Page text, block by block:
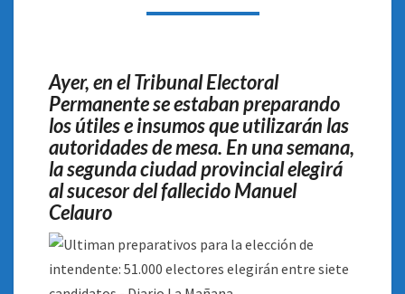
Ayer, en el Tribunal Electoral
Permanente se estaban preparando
los útiles e insumos que utilizarán las
autoridades de mesa. En una semana,
la segunda ciudad provincial elegirá
al sucesor del fallecido Manuel
Celauro